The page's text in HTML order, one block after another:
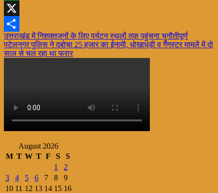
WhatsApp
X
Share
Post
navigation
उत्तराखंड में निशक्तजनों के लिए पर्यटन स्थलों तक पहुंचना चुनौतीपूर्ण
पटेलनगर पुलिस ने दबोचा 25 हजार का ईनामी, धोखाधड़ी व गैंगस्टर मामलें में दो
साल से चल रहा था फरार
August 2026
M T W T F S
S
1
2
3
4 5 6 7 8
9
10 11 12 13 14 15 16